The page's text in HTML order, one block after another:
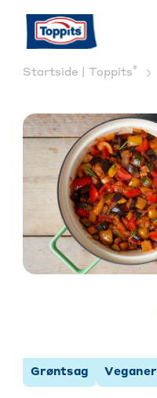
Startside | Toppits®
Grøntsag Veganer